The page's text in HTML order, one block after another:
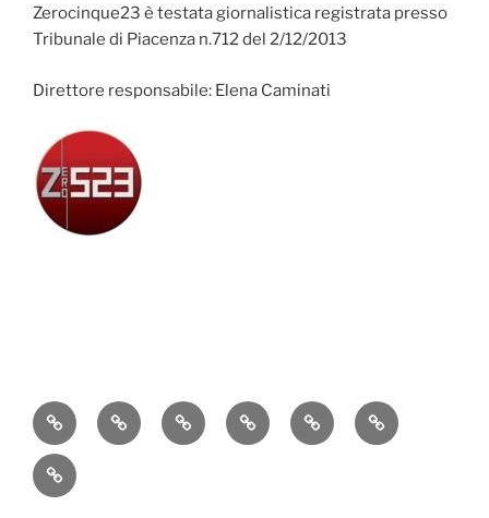
Zerocinque23 è testata giornalistica registrata presso
Tribunale di Piacenza n.712 del 2/12/2013
Direttore responsabile: Elena Caminati
AttualitàCronacaPolitica EconomiaCultura Sport
Contatti